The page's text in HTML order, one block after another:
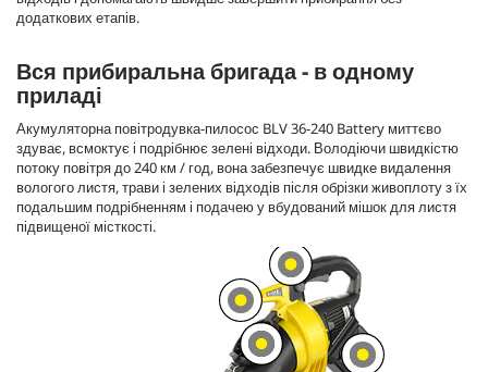
додаткових етапів.
Вся прибиральна бригада - в одному
приладі
Акумуляторна повітродувка-пилосос BLV 36-240 Battery миттєво
здуває, всмоктує і подрібнює зелені відходи. Володіючи швидкістю
потоку повітря до 240 км / год, вона забезпечує швидке видалення
вологого листя, трави і зелених відходів після обрізки живоплоту з їх
подальшим подрібненням і подачею у вбудований мішок для листя
підвищеної місткості.